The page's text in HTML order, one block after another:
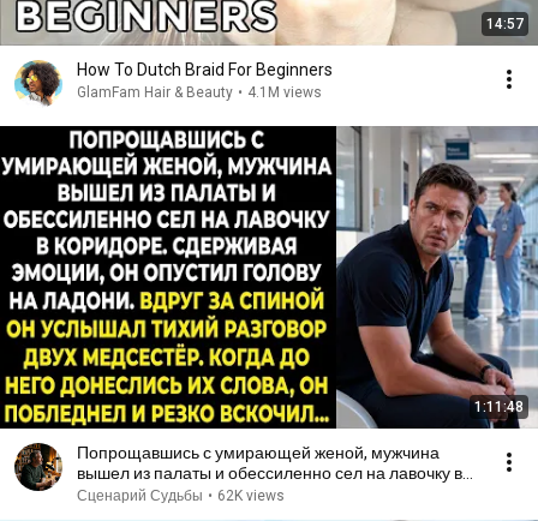
14:57
How To Dutch Braid For Beginners
GlamFam Hair & Beauty • 4.1M views
1:11:48
Попрощавшись с умирающей женой, мужчина
вышел из палаты и обессиленно сел на лавочку в
коридоре...
Сценарий Судьбы • 62K views